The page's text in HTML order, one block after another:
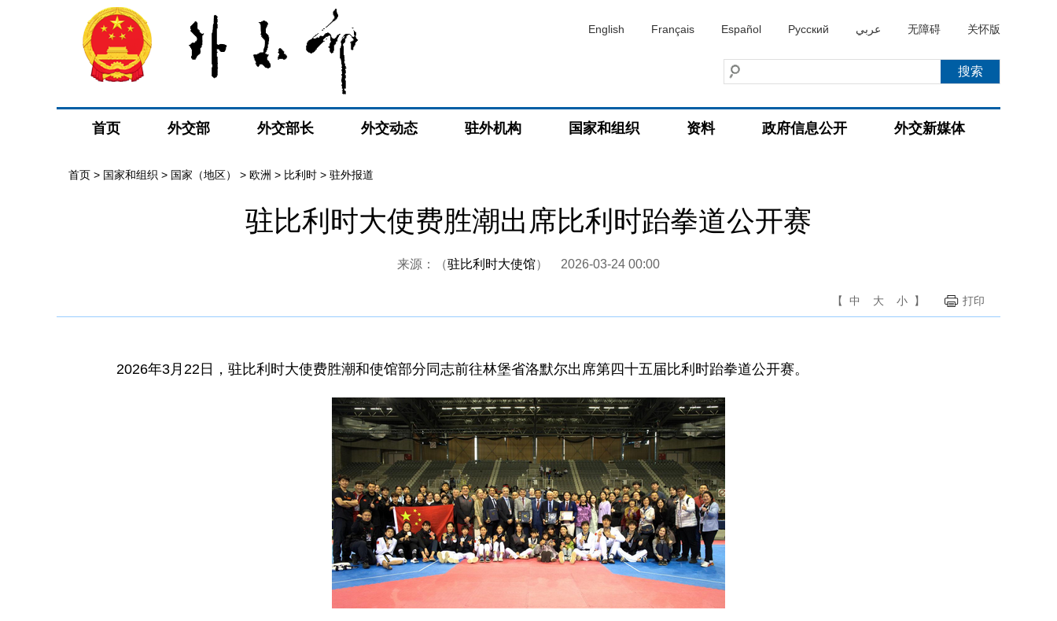
English Français Español Русский عربي 无障碍 关怀版
首页 外交部 外交部长 外交动态 驻外机构 国家和组织 资料 政府信息公开 外交新媒体
首页 > 国家和组织 > 国家（地区） > 欧洲 > 比利时 > 驻外报道
驻比利时大使费胜潮出席比利时跆拳道公开赛
来源：（驻比利时大使馆） 2026-03-24 00:00
【 中 大 小 】 打印
2026年3月22日，驻比利时大使费胜潮和使馆部分同志前往林堡省洛默尔出席第四十五届比利时跆拳道公开赛。